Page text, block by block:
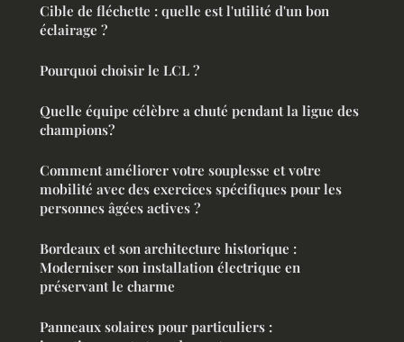
Cible de fléchette : quelle est l'utilité d'un bon
éclairage ?
Pourquoi choisir le LCL ?
Quelle équipe célèbre a chuté pendant la ligue des
champions?
Comment améliorer votre souplesse et votre
mobilité avec des exercices spécifiques pour les
personnes âgées actives ?
Bordeaux et son architecture historique :
Moderniser son installation électrique en
préservant le charme
Panneaux solaires pour particuliers :